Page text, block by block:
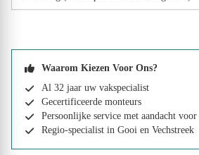
Waarom Kiezen Voor Ons?
Al 32 jaar uw vakspecialist
Gecertificeerde monteurs
Persoonlijke service met aandacht
Regio-specialist in Gooi en Vechstreek